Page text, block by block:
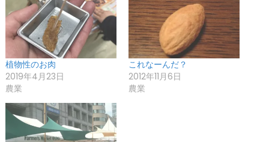
植物性のお肉
2019年4月23日
農業
これなーんだ？
2012年11月6日
農業